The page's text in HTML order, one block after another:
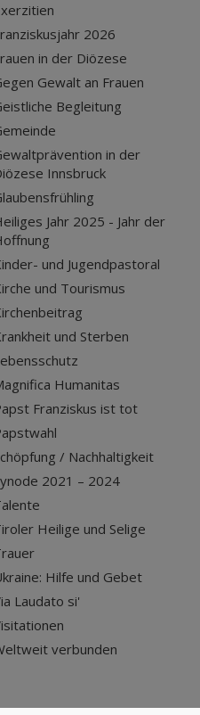
2026
in der Diözese
Gewalt an Frauen
Begleitung
in der
Innsbruck
Jahr 2025 - Jahr der
und Jugendpastoral
und Tourismus
und Sterben
Humanitas
Franziskus ist tot
/ Nachhaltigkeit
2021 – 2024
Heilige und Selige
Hilfe und Gebet
Laudato si'
verbunden